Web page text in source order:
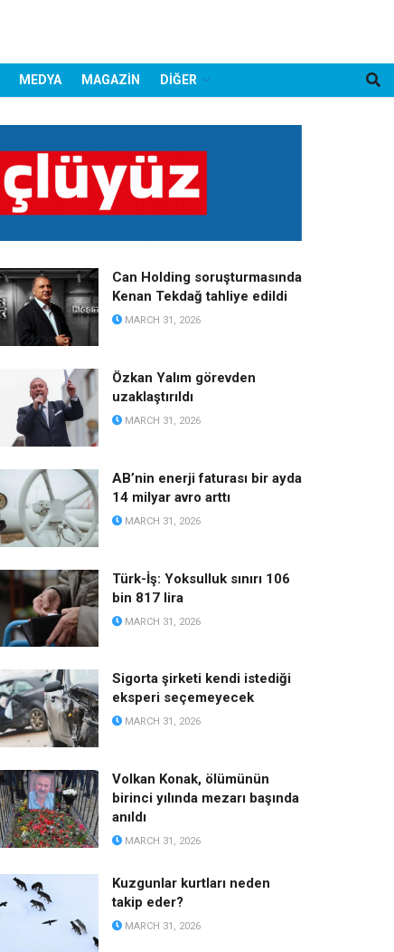
MEDYA MAGAZİN DİĞER
Can Holding soruşturmasında
Kenan Tekdağ tahliye edildi
MARCH 31, 2026
Özkan Yalım görevden
uzaklaştırıldı
MARCH 31, 2026
AB’nin enerji faturası bir ayda
14 milyar avro arttı
MARCH 31, 2026
Türk-İş: Yoksulluk sınırı 106
bin 817 lira
MARCH 31, 2026
Sigorta şirketi kendi istediği
eksperi seçemeyecek
MARCH 31, 2026
Volkan Konak, ölümünün
birinci yılında mezarı başında
anıldı
MARCH 31, 2026
Kuzgunlar kurtları neden
takip eder?
MARCH 31, 2026